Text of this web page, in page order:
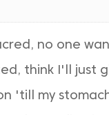
no one
think I'll just
'till my